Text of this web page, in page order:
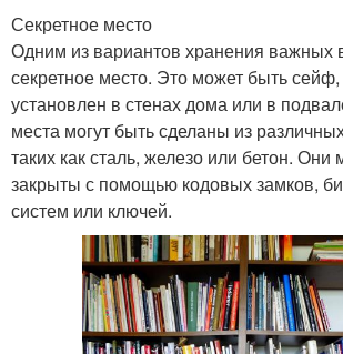
Секретное место
Одним из вариантов хранения важных
секретное место. Это может быть
установлен в стенах дома или в
места могут быть сделаны из
таких как сталь, железо или бетон. Они
закрыты с помощью кодовых замков,
систем или ключей.